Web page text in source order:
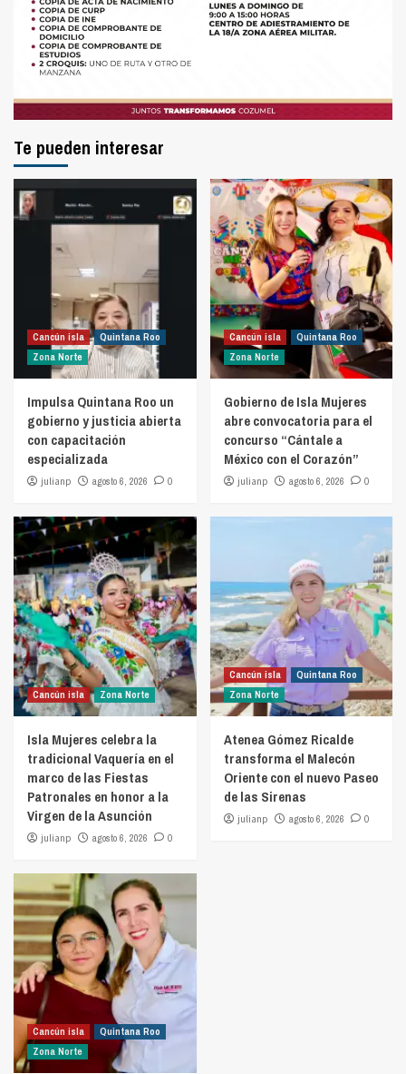
Te pueden interesar
Cancún isla
Quintana Roo
Zona Norte
Impulsa Quintana Roo un
gobierno y justicia abierta
con capacitación
especializada
julianp agosto 6, 2026 0
Cancún isla
Quintana Roo
Zona Norte
Gobierno de Isla Mujeres
abre convocatoria para el
concurso “Cántale a
México con el Corazón”
julianp agosto 6, 2026 0
Cancún isla Zona Norte
Isla Mujeres celebra la
tradicional Vaquería en el
marco de las Fiestas
Patronales en honor a la
Virgen de la Asunción
julianp agosto 6, 2026 0
Cancún isla
Quintana Roo
Zona Norte
Atenea Gómez Ricalde
transforma el Malecón
Oriente con el nuevo Paseo
de las Sirenas
julianp agosto 6, 2026 0
Cancún isla
Quintana Roo
Zona Norte